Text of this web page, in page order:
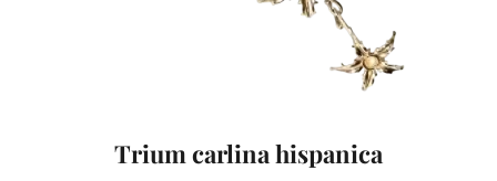
Trium carlina hispanica